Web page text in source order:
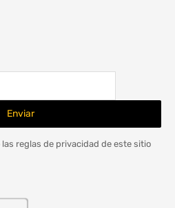
reglas de privacidad de este sitio